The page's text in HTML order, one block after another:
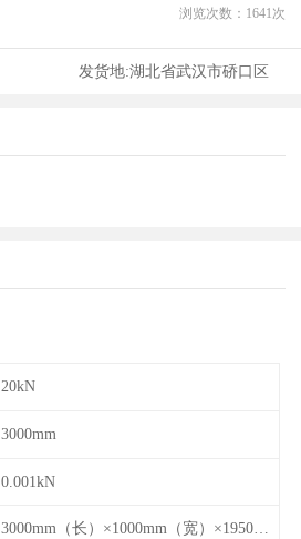
浏览次数： 1641次
发货地:湖北省武汉市硚口区
20kN
3000mm
0.001kN
3000mm（长）×1000mm（宽）×1950mm（高）